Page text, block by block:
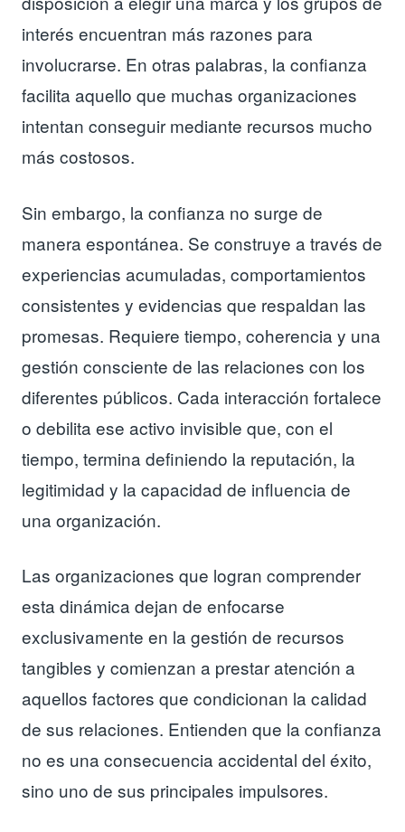
interés encuentran más razones para
involucrarse. En otras palabras, la confianza
facilita aquello que muchas organizaciones
intentan conseguir mediante recursos mucho
más costosos.
Sin embargo, la confianza no surge de
manera espontánea. Se construye a través de
experiencias acumuladas, comportamientos
consistentes y evidencias que respaldan las
promesas. Requiere tiempo, coherencia y una
gestión consciente de las relaciones con los
diferentes públicos. Cada interacción fortalece
o debilita ese activo invisible que, con el
tiempo, termina definiendo la reputación, la
legitimidad y la capacidad de influencia de
una organización.
Las organizaciones que logran comprender
esta dinámica dejan de enfocarse
exclusivamente en la gestión de recursos
tangibles y comienzan a prestar atención a
aquellos factores que condicionan la calidad
de sus relaciones. Entienden que la confianza
no es una consecuencia accidental del éxito,
sino uno de sus principales impulsores.